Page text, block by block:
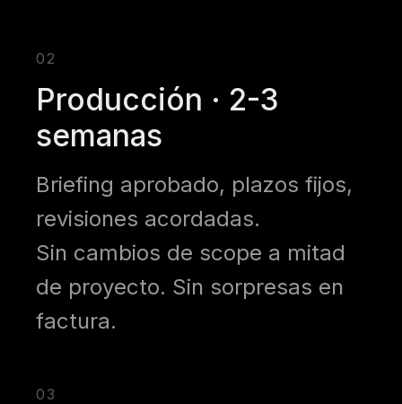
02
Producción · 2-3
semanas
Briefing aprobado, plazos fijos,
revisiones acordadas.
Sin cambios de scope a mitad
de proyecto. Sin sorpresas en
factura.
03